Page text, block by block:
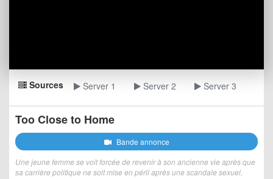
Sources Server 1 Server 2 Server 3
Too Close to Home
Bande annonce
Une jeune femme se voit forcée de revenir à son ancienne vie après que
sa carrière politique ne soit mise en péril après une scandale sexuel.